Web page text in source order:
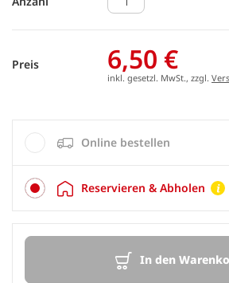
Preis 6,50 €
inkl. gesetzl. MwSt., zzgl.
Online bestellen
Reservieren & Abholen
In den